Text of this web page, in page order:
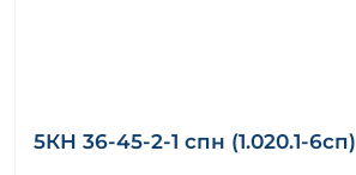
5КН 36-45-2-1 спн (1.020.1-6сп)